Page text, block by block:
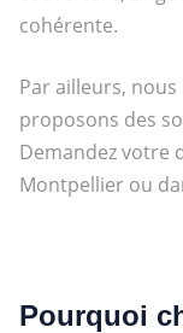
cohérente.
Par ailleurs,
proposons des
Demandez votre
Montpellier ou
Pourquoi